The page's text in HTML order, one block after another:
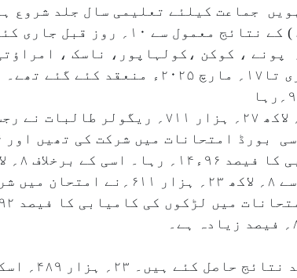
جماعت کیلئے تعلیمی سال جلد شروع
روز قبل جاری کئے گئے ہیں۔
۹؍ ڈویژن :ممبئی، پونے ، کوکن ،کولہاپور، ناسک ،
ریاست کے ۹؍ڈویژنل سے مجموعی طور پر ۷؍ لاکھ